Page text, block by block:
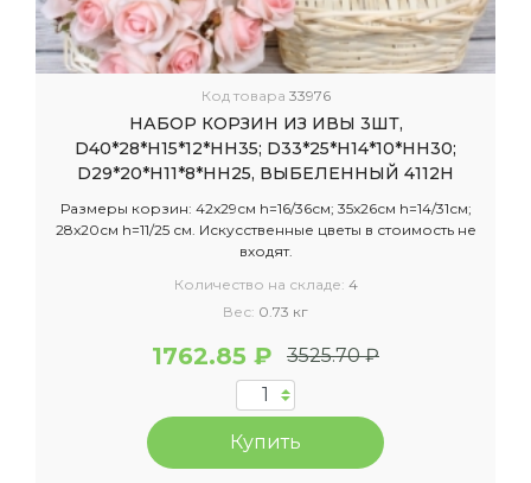
Код товара 33976
НАБОР КОРЗИН ИЗ ИВЫ 3ШТ,
D40*28*H15*12*HH35; D33*25*H14*10*HH30;
D29*20*H11*8*HH25, ВЫБЕЛЕННЫЙ 4112Н
Размеры корзин: 42x29см h=16/36см; 35x26см h=14/31см;
28x20см h=11/25 см. Искусственные цветы в стоимость не
входят.
Количество на складе: 4
Вес: 0.73 кг
1762.85 ₽ 3525.70 ₽
Купить